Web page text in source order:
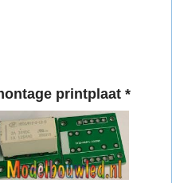
printplaat *